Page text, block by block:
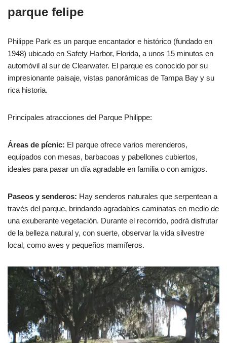
parque felipe
Philippe Park es un parque encantador e histórico (fundado en
1948) ubicado en Safety Harbor, Florida, a unos 15 minutos en
automóvil al sur de Clearwater. El parque es conocido por su
impresionante paisaje, vistas panorámicas de Tampa Bay y su
rica historia.
Principales atracciones del Parque Philippe:
Áreas de pícnic: El parque ofrece varios merenderos,
equipados con mesas, barbacoas y pabellones cubiertos,
ideales para pasar un día agradable en familia o con amigos.
Paseos y senderos: Hay senderos naturales que serpentean a
través del parque, brindando agradables caminatas en medio de
una exuberante vegetación. Durante el recorrido, podrá disfrutar
de la belleza natural y, con suerte, observar la vida silvestre
local, como aves y pequeños mamíferos.